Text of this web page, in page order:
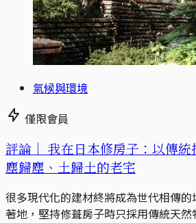
氣候與環境
僅限會員
評論｜ 我在日本修房子：以傳
塵歸塵、土歸土的老宅
很多現代化的建材終將成為世代相傳
著地，堅持修葺房子時只採用傳統天然